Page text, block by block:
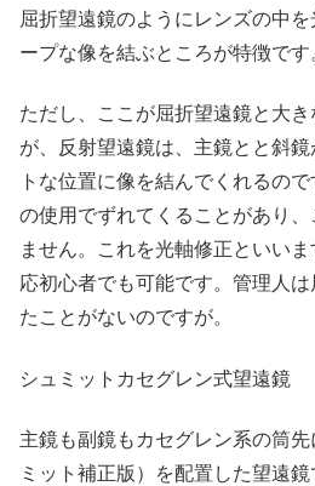
屈折望遠鏡のようにレンズの中
ープな像を結ぶところが特徴です
ただし、ここが屈折望遠鏡と大
が、反射望遠鏡は、主鏡とと斜
トな位置に像を結んでくれるの
の使用でずれてくることがあり
ません。これを光軸修正といい
応初心者でも可能です。管理人
たことがないのですが。
シュミットカセグレン式望遠鏡
主鏡も副鏡もカセグレン系の筒
ミット補正版）を配置した望遠